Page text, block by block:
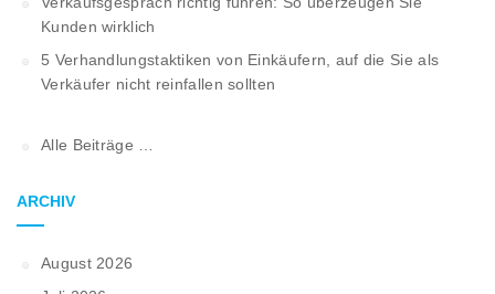
Kunden wirklich
5 Verhandlungstaktiken von Einkäufern, auf die Sie als
Verkäufer nicht reinfallen sollten
Alle Beiträge …
ARCHIV
August 2026